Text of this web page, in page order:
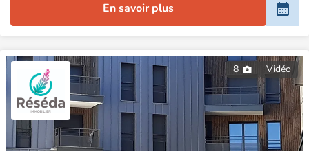
En savoir plus
8 Vidéo